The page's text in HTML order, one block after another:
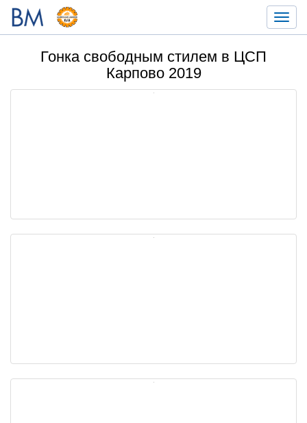
Гонка свободным стилем в ЦСП
Карпово 2019